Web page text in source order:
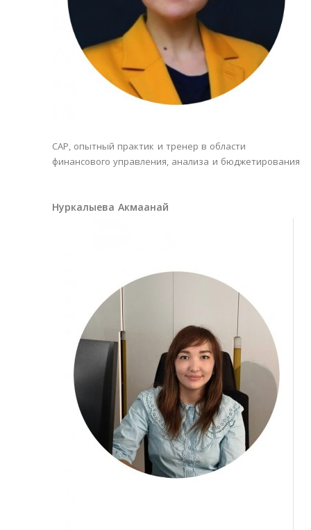
САР, опытный практик и тренер в области
финансового управления, анализа и бюджетирования
Нуркалыева Акмаанай